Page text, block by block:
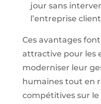
jour sans
l’entreprise
Ces avantages
attractive pour les
moderniser leur
humaines tout en
compétitives sur le